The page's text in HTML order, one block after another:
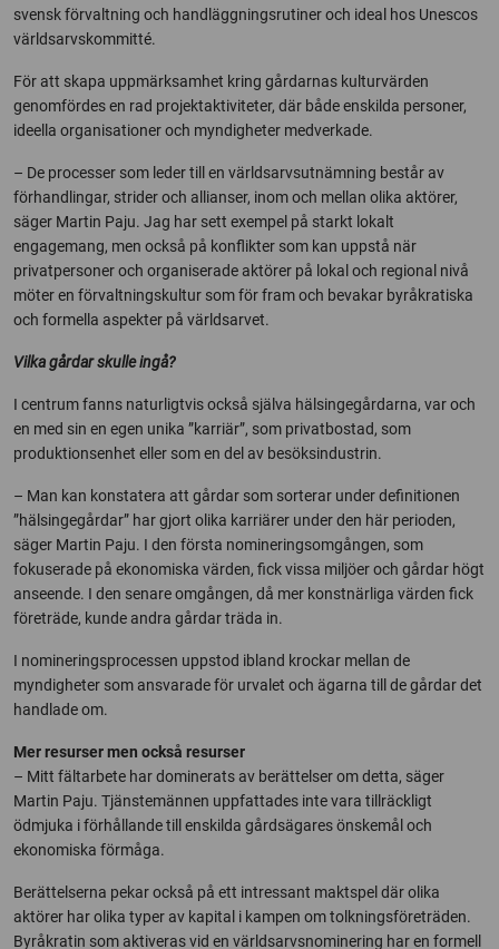
svensk förvaltning och handläggningsrutiner och ideal hos Unescos
världsarvskommitté.
För att skapa uppmärksamhet kring gårdarnas kulturvärden
genomfördes en rad projektaktiviteter, där både enskilda personer,
ideella organisationer och myndigheter medverkade.
– De processer som leder till en världsarvsutnämning består av
förhandlingar, strider och allianser, inom och mellan olika aktörer,
säger Martin Paju. Jag har sett exempel på starkt lokalt
engagemang, men också på konflikter som kan uppstå när
privatpersoner och organiserade aktörer på lokal och regional nivå
möter en förvaltningskultur som för fram och bevakar byråkratiska
och formella aspekter på världsarvet.
Vilka gårdar skulle ingå?
I centrum fanns naturligtvis också själva hälsingegårdarna, var och
en med sin en egen unika ”karriär”, som privatbostad, som
produktionsenhet eller som en del av besöksindustrin.
– Man kan konstatera att gårdar som sorterar under definitionen
”hälsingegårdar” har gjort olika karriärer under den här perioden,
säger Martin Paju. I den första nomineringsomgången, som
fokuserade på ekonomiska värden, fick vissa miljöer och gårdar högt
anseende. I den senare omgången, då mer konstnärliga värden fick
företräde, kunde andra gårdar träda in.
I nomineringsprocessen uppstod ibland krockar mellan de
myndigheter som ansvarade för urvalet och ägarna till de gårdar det
handlade om.
Mer resurser men också resurser
– Mitt fältarbete har dominerats av berättelser om detta, säger
Martin Paju. Tjänstemännen uppfattades inte vara tillräckligt
ödmjuka i förhållande till enskilda gårdsägares önskemål och
ekonomiska förmåga.
Berättelserna pekar också på ett intressant maktspel där olika
aktörer har olika typer av kapital i kampen om tolkningsföreträden.
Byråkratin som aktiveras vid en världsarvsnominering har en formell